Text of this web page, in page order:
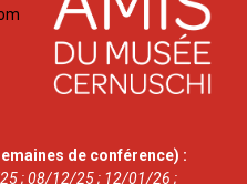
de conférence) :
; 08/12/25 ; 12/01/26 ;